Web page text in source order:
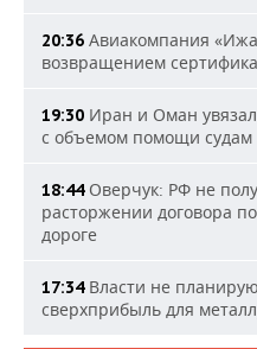
20:36 Авиакомпания
возвращением
19:30 Иран и Оман
с объемом помощи судам
18:44Оверчук: РФ не
расторжении договора
дороге
17:34Власти не
сверхприбыль для